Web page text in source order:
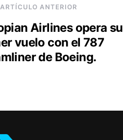
ANTERIOR
Airlines opera su
vuelo con el 787
de Boeing.